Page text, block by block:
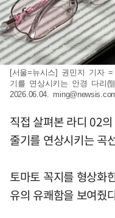
[서울=뉴시스] 권민지 기자
기를 연상시키는 안경 다리(
2026.06.04.
직접 살펴본 라디 02
줄기를 연상시키는 곡
토마토 꼭지를 형상화
유의 유쾌함을 보여줬